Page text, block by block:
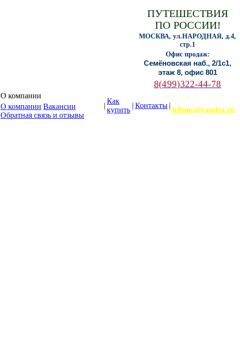
ПУТЕШЕСТВИЯ
ПО РОССИИ!
МОСКВА, ул.НАРОДНАЯ, д.4,
стр.1
Офис продаж:
Семёновская наб., 2/1с1,
этаж 8, офис 801
8(499)322-44-78
О компании
О компании Вакансии
Обратная связь и отзывы
|
Как
купить
| Контакты |
feltour@yandex.ru